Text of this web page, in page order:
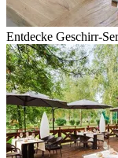
Entdecke Geschirr-